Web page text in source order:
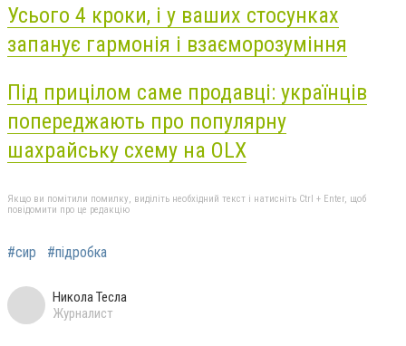
Усього 4 кроки, і у ваших стосунках
запанує гармонія і взаєморозуміння
Під прицілом саме продавці: українців
попереджають про популярну
шахрайську схему на OLX
Якщо ви помітили помилку, виділіть необхідний текст і натисніть Ctrl + Enter, щоб
повідомити про це редакцію
#сир #підробка
Никола Тесла
Журналист